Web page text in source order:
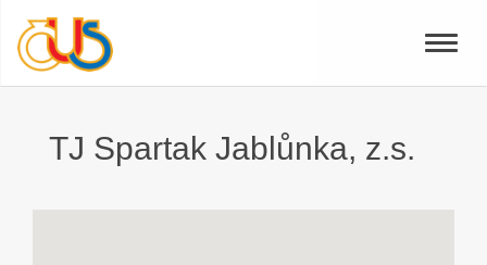
Toggle
TJ Spartak Jablůnka, z.s.